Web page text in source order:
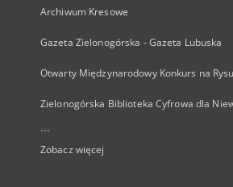
Archiwum Kresowe
Gazeta Zielonogórska - Gazeta Lubuska
Otwarty Międzynarodowy Konkurs na
Zielonogórska Biblioteka Cyfrowa dla
...
Zobacz więcej